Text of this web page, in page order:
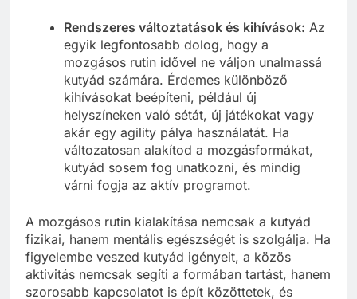
Rendszeres változtatások és kihívások: Az
egyik legfontosabb dolog, hogy a
mozgásos rutin idővel ne váljon unalmassá
kutyád számára. Érdemes különböző
kihívásokat beépíteni, például új
helyszíneken való sétát, új játékokat vagy
akár egy agility pálya használatát. Ha
változatosan alakítod a mozgásformákat,
kutyád sosem fog unatkozni, és mindig
várni fogja az aktív programot.
A mozgásos rutin kialakítása nemcsak a kutyád
fizikai, hanem mentális egészségét is szolgálja. Ha
figyelembe veszed kutyád igényeit, a közös
aktivitás nemcsak segíti a formában tartást, hanem
szorosabb kapcsolatot is épít közöttetek, és